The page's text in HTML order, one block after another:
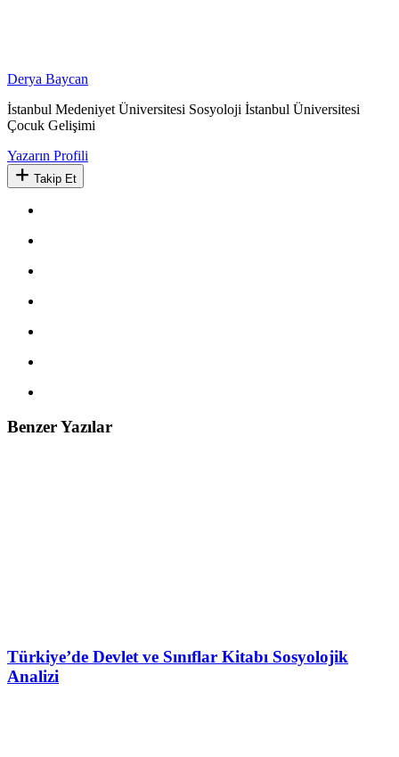
Derya Baycan
İstanbul Medeniyet Üniversitesi Sosyoloji İstanbul Üniversitesi
Çocuk Gelişimi
Yazarın Profili
Takip Et
Benzer Yazılar
Türkiye’de Devlet ve Sınıflar Kitabı Sosyolojik
Analizi